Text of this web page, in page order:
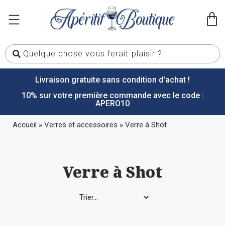
Livraison gratuite sans condition d'achat !
10% sur votre première commande avec le code :
APERO10
Accueil » Verres et accessoires » Verre à Shot
Verre à Shot